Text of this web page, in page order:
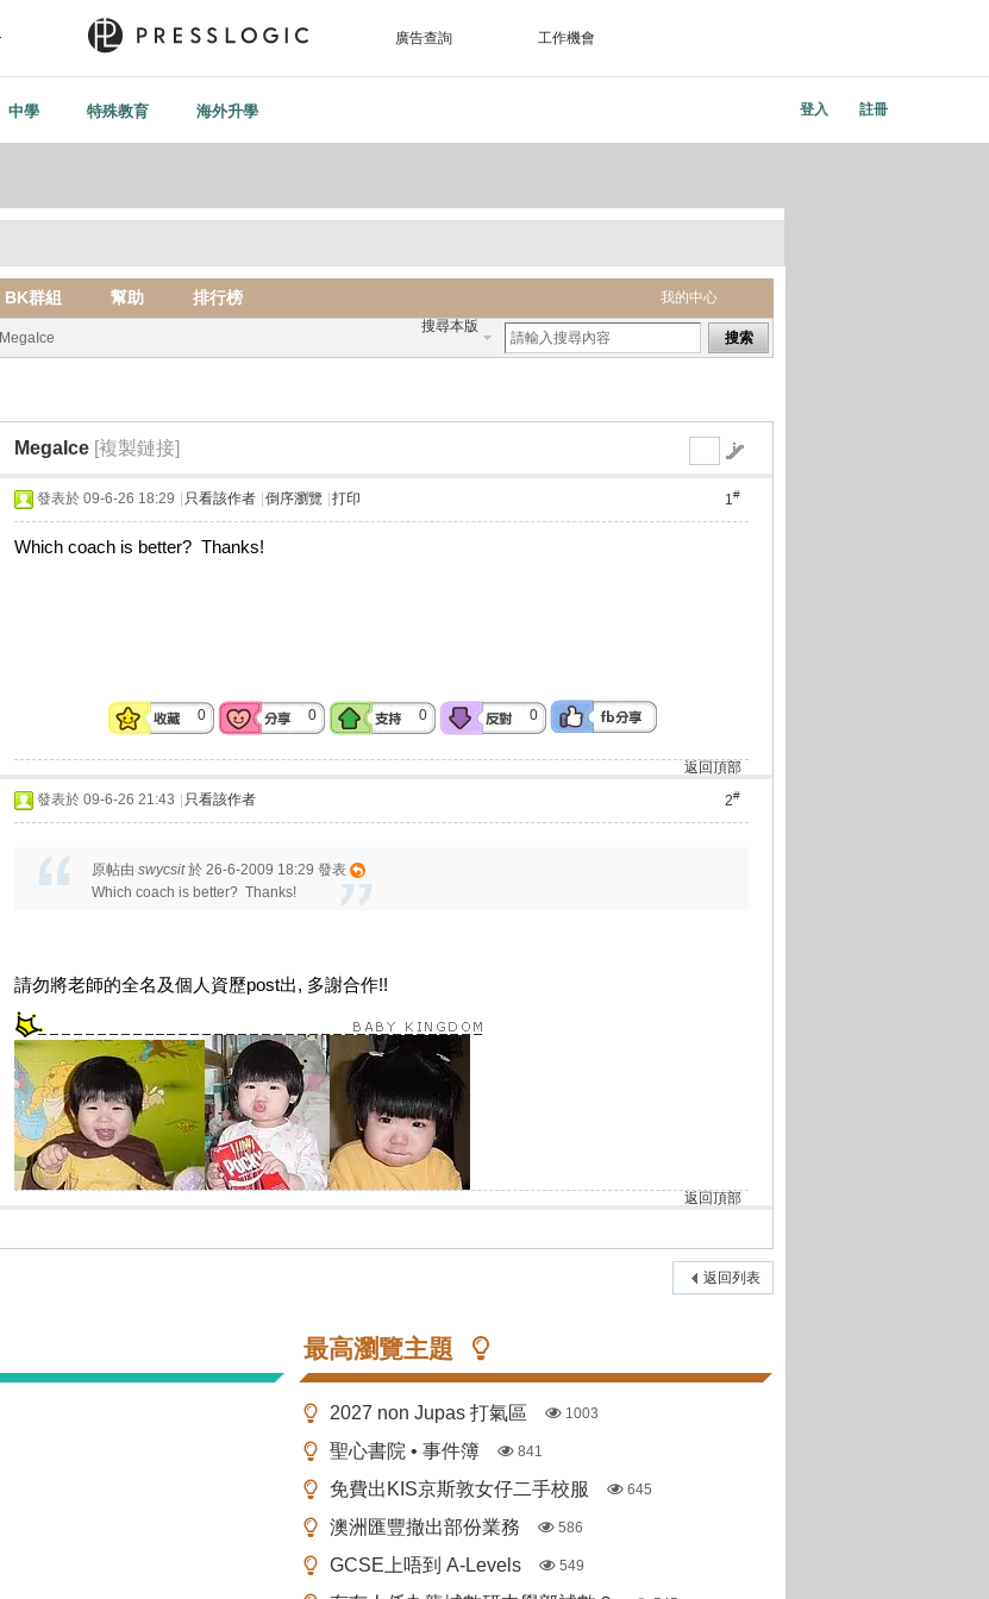
廣告查詢 工作機會
中學 特殊教育 海外升學 登入 註冊
我的中心
BK群組 幫助 排行榜
搜尋本版
搜索
MegaIce
MegaIce [複製鏈接]
1#
發表於 09-6-26 18:29 只看該作者 倒序瀏覽 打印
Which coach is better? Thanks!
0 0 0 0
返回頂部
2#
發表於 09-6-26 21:43 只看該作者
原帖由 swycsit於 26-6-2009 18:29 發表
Which coach is better? Thanks!
請勿將老師的全名及個人資歷post出, 多謝合作!!
返回頂部
返回列表
最高瀏覽主題
2027 non Jupas 打氣區 1003
聖心書院 • 事件簿 841
免費出KIS京斯敦女仔二手校服 645
澳洲匯豐撤出部份業務 586
GCSE上唔到 A-Levels 549